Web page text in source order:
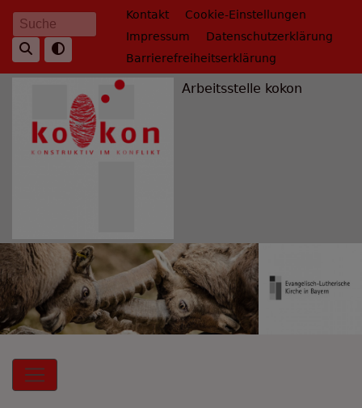
Direkt
zum
Inhalt
Suche Fußbereichsmenü
Kontakt
Cookie-Einstellungen
Impressum
Datenschutzerklärung
Barrierefreiheitserklärung
Arbeitsstelle kokon
Hauptnavigation